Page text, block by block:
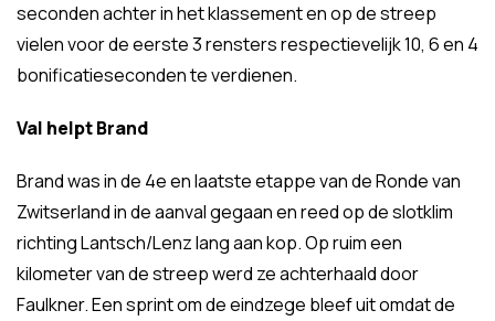
seconden achter in het klassement en op de streep
vielen voor de eerste 3 rensters respectievelijk 10, 6 en 4
bonificatieseconden te verdienen.
Val helpt Brand
Brand was in de 4e en laatste etappe van de Ronde van
Zwitserland in de aanval gegaan en reed op de slotklim
richting Lantsch/Lenz lang aan kop. Op ruim een
kilometer van de streep werd ze achterhaald door
Faulkner. Een sprint om de eindzege bleef uit omdat de